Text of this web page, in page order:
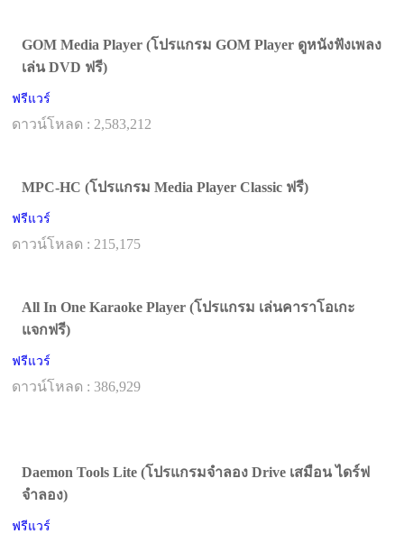
GOM Media Player (โปรแกรม GOM Player ดูหนังฟังเพลง
เล่น DVD ฟรี)
ฟรีแวร์
ดาวน์โหลด : 2,583,212
MPC-HC (โปรแกรม Media Player Classic ฟรี)
ฟรีแวร์
ดาวน์โหลด : 215,175
All In One Karaoke Player (โปรแกรม เล่นคาราโอเกะ
แจกฟรี)
ฟรีแวร์
ดาวน์โหลด : 386,929
Daemon Tools Lite (โปรแกรมจำลอง Drive เสมือน ไดร์ฟ
จําลอง)
ฟรีแวร์